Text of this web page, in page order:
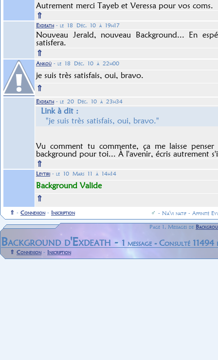
Autrement merci Tayeb et Veressa pour vos coms.
⇑
Exdeath - le 18 Déc. 10 à 19h17
Nouveau Jerald, nouveau Background... En
satisfera.
⇑
Ankoù - le 18 Déc. 10 à 22h00
je suis très satisfais, oui, bravo.
⇑
Exdeath - le 20 Déc. 10 à 23h34
Link à dit :
"je suis très satisfais, oui, bravo."
Vu comment tu commente, ça me laisse
background pour toi... À l'avenir, écris autrement
⇑
Leytiri - le 10 Mars 11 à 14h14
Background Valide
⇑
⇑ - Connexion - Inscription ♂ - Na'vi natif - Affinité
Page 1, Messages de
Background d'Exdeath - 1 message - Consulté 11494
⇑ Connexion - Inscription